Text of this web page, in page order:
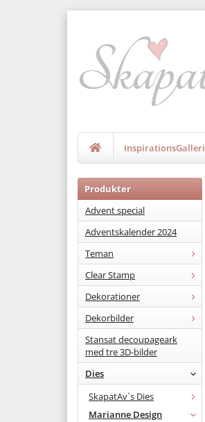
InspirationsGalleri
Produkter
Advent special
Adventskalender 2024
Teman
Clear Stamp
Dekorationer
Dekorbilder
Stansat decoupageark
med tre 3D-bilder
Dies
SkapatAv´s Dies
Marianne Design